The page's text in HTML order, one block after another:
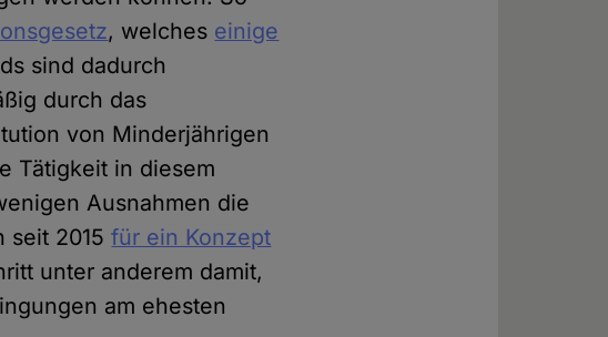
, welches einige
sind dadurch
durch das
von Minderjährigen
Tätigkeit in diesem
Ausnahmen die
seit 2015für ein Konzept
unter anderem damit,
am ehesten